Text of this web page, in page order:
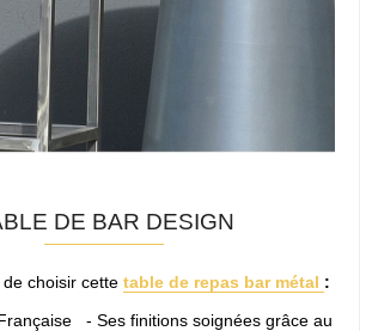
DE BAR DESIGN
choisir cette table de repas bar métal :
- Ses finitions soignées grâce au